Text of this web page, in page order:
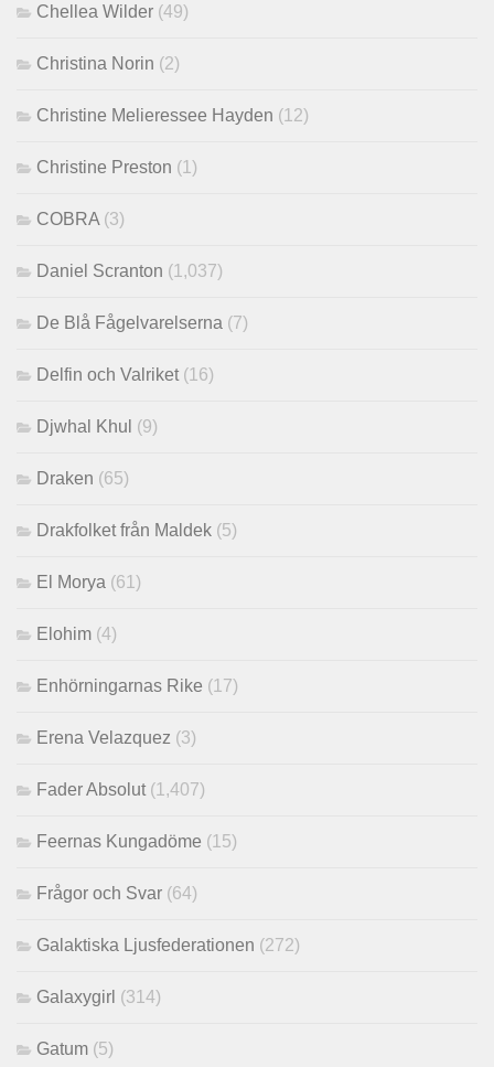
Chellea Wilder (49)
Christina Norin (2)
Christine Melieressee Hayden (12)
Christine Preston (1)
COBRA (3)
Daniel Scranton (1,037)
De Blå Fågelvarelserna (7)
Delfin och Valriket (16)
Djwhal Khul (9)
Draken (65)
Drakfolket från Maldek (5)
El Morya (61)
Elohim (4)
Enhörningarnas Rike (17)
Erena Velazquez (3)
Fader Absolut (1,407)
Feernas Kungadöme (15)
Frågor och Svar (64)
Galaktiska Ljusfederationen (272)
Galaxygirl (314)
Gatum (5)